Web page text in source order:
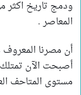
المعاصر .
أن مصرنا المعروف
أصبحت الآن
مستوى المتاحف